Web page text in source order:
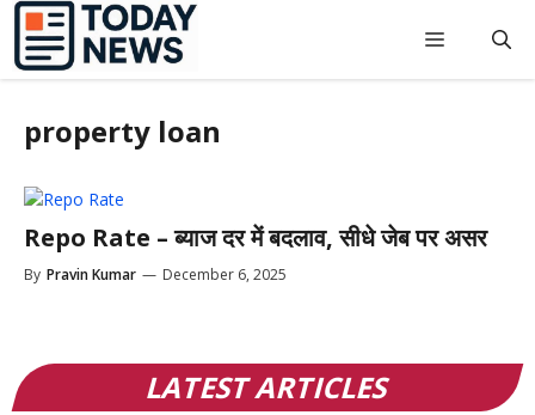
Skip
content
Menu
property loan
Repo Rate – ब्याज दर में बदलाव, सीधे जेब पर असर
By Pravin Kumar — December 6, 2025
LATEST ARTICLES